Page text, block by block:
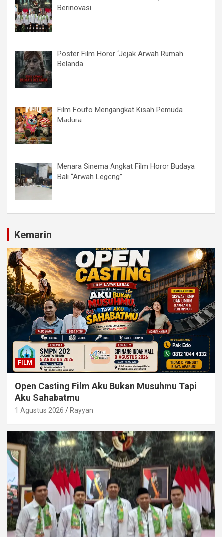
Berinovasi
Poster Film Horor ‘Jejak Arwah Rumah
Belanda
Film Foufo Mengangkat Kisah Pemuda
Madura
Menara Sinema Angkat Film Horor Budaya
Bali “Arwah Legong”
Kemarin
FILM
Open Casting Film Aku Bukan Musuhmu Tapi
Aku Sahabatmu
1 Agustus 2026 Rayyan